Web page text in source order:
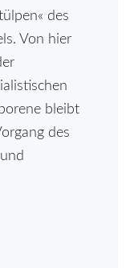
des
Von hier
bleibt
des